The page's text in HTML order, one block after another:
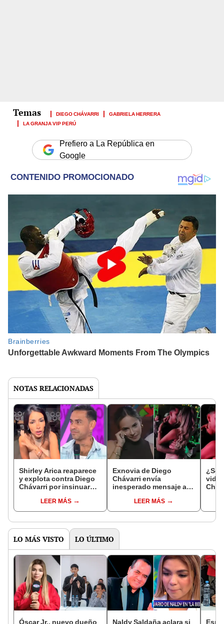
DIEGO CHÁVARRI
GABRIELA HERRERA
LA GRANJA VIP PERÚ
Prefiero a La República en
Google
NOTAS RELACIONADAS
Shirley Arica reaparece
y explota contra Diego
Chávarri por insinuar
“Es un tema muy
delicado”
LEER MÁS
Exnovia de Diego
Chávarri envía
inesperado mensaje a
captados cariñosos en
fiesta: "Me llevé la peor
LEER MÁS
¿Se
con
LO MÁS VISTO LO ÚLTIMO
Óscar Jr., nuevo dueño Naldy Saldaña aclara si